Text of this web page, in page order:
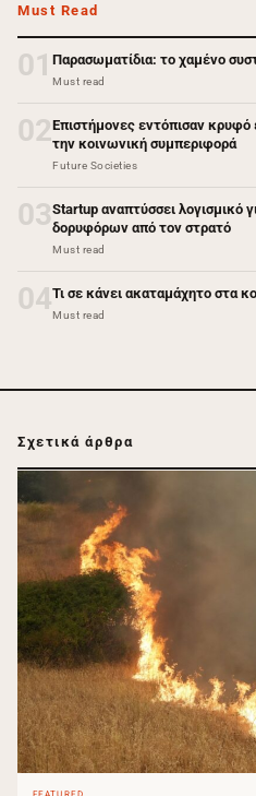
Must Read
01 Παρασωματίδια: το χαμένο
Must read
02Επιστήμονες εντόπισαν
την κοινωνική συμπεριφορά
Future Societies
03Startup αναπτύσσει λογισμικό
δορυφόρων από τον στρατό
Must read
04Τι σε κάνει ακαταμάχητο στα
Must read
Σχετικά άρθρα